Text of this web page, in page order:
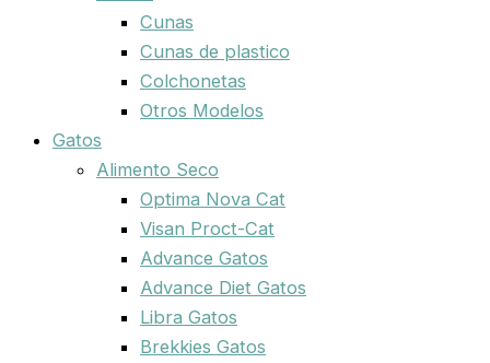
Cunas
Cunas de plastico
Colchonetas
Otros Modelos
Gatos
Alimento Seco
Optima Nova Cat
Visan Proct-Cat
Advance Gatos
Advance Diet Gatos
Libra Gatos
Brekkies Gatos